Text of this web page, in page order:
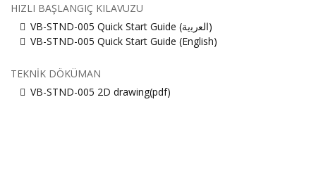
HIZLI BAŞLANGIÇ KILAVUZU
VB-STND-005 Quick Start Guide (ﺍﻟﻌﺭﺑﻳﺔ)
VB-STND-005 Quick Start Guide (English)
TEKNIK DÖKÜMAN
VB-STND-005 2D drawing(pdf)